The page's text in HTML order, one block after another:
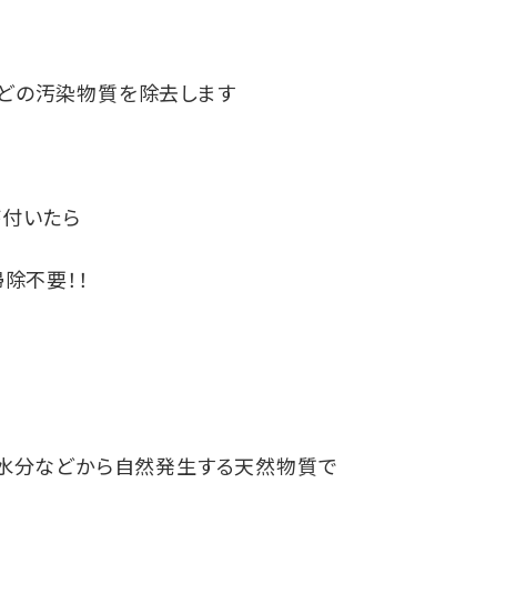
の汚染物質を除去します
いたら
不要！！
分などから自然発生する天然物質で